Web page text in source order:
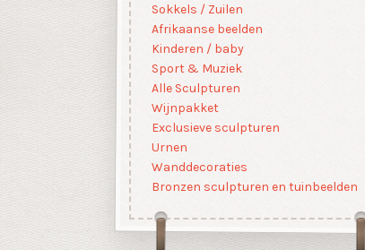
Sokkels / Zuilen
Afrikaanse beelden
Kinderen / baby
Sport & Muziek
Alle Sculpturen
Wijnpakket
Exclusieve sculpturen
Urnen
Wanddecoraties
Bronzen sculpturen en tuinbeelden